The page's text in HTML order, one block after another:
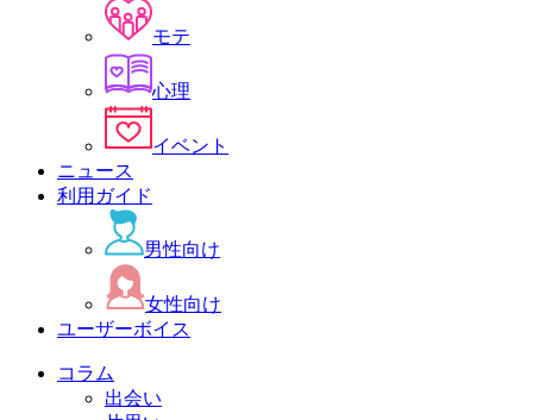
モテ
心理
イベント
ニュース
利用ガイド
男性向け
女性向け
ユーザーボイス
コラム
出会い